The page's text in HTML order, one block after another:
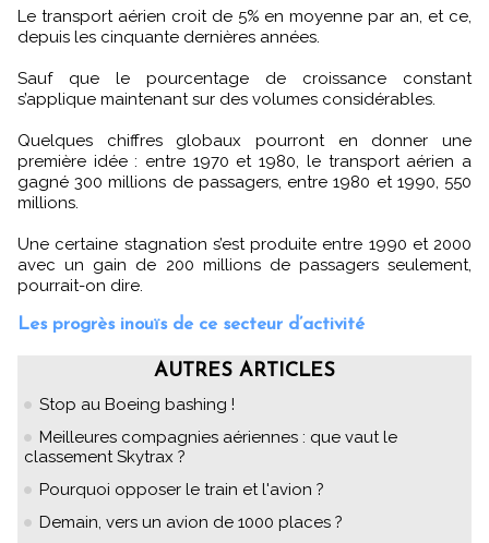
Le transport aérien croit de 5% en moyenne par an, et ce,
depuis les cinquante dernières années.
Sauf que le pourcentage de croissance constant
s’applique maintenant sur des volumes considérables.
Quelques chiffres globaux pourront en donner une
première idée : entre 1970 et 1980, le transport aérien a
gagné 300 millions de passagers, entre 1980 et 1990, 550
millions.
Une certaine stagnation s’est produite entre 1990 et 2000
avec un gain de 200 millions de passagers seulement,
pourrait-on dire.
Les progrès inouïs de ce secteur d’activité
AUTRES ARTICLES
Stop au Boeing bashing !
Meilleures compagnies aériennes : que vaut le
classement Skytrax ?
Pourquoi opposer le train et l'avion ?
Demain, vers un avion de 1000 places ?